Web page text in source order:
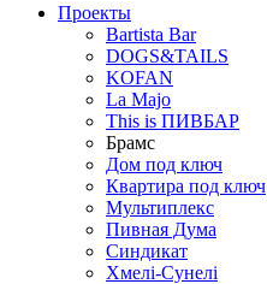
Проекты
Bartista Bar
DOGS&TAILS
KOFAN
La Majo
This is ПИВБАР
Брамс
Дом под ключ
Квартира под ключ
Мультиплекс
Пивная Дума
Синдикат
Хмелі-Сунелі